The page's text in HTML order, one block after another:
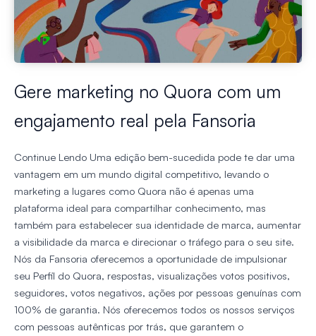
Gere marketing no Quora com um
engajamento real pela Fansoria
Continue Lendo Uma edição bem-sucedida pode te dar uma
vantagem em um mundo digital competitivo, levando o
marketing a lugares como Quora não é apenas uma
plataforma ideal para compartilhar conhecimento, mas
também para estabelecer sua identidade de marca, aumentar
a visibilidade da marca e direcionar o tráfego para o seu site.
Nós da Fansoria oferecemos a oportunidade de impulsionar
seu Perfil do Quora, respostas, visualizações votos positivos,
seguidores, votos negativos, ações por pessoas genuínas com
100% de garantia. Nós oferecemos todos os nossos serviços
com pessoas autênticas por trás, que garantem o